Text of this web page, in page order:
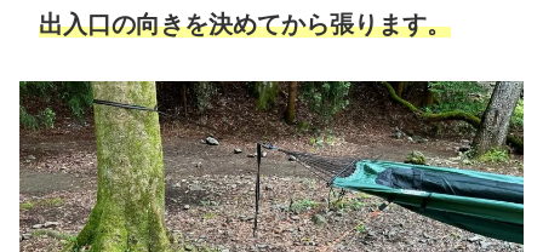
出入口の向きを決めてから張ります。